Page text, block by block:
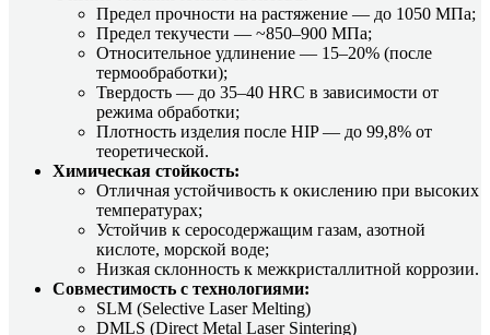
Предел прочности на растяжение — до 1050 МПа;
Предел текучести — ~850–900 МПа;
Относительное удлинение — 15–20% (после
термообработки);
Твердость — до 35–40 HRC в зависимости от
режима обработки;
Плотность изделия после HIP — до 99,8% от
теоретической.
Химическая стойкость:
Отличная устойчивость к окислению при высоких
температурах;
Устойчив к серосодержащим газам, азотной
кислоте, морской воде;
Низкая склонность к межкристаллитной коррозии.
Совместимость с технологиями:
SLM (Selective Laser Melting)
DMLS (Direct Metal Laser Sintering)